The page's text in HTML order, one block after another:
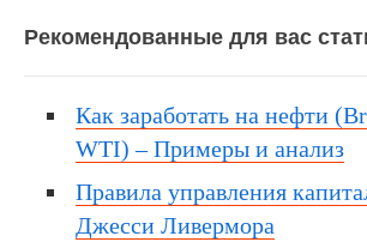
Рекомендованные для вас
Как заработать на нефти
WTI) – Примеры и анализ
Правила управления
Джесси Ливермора